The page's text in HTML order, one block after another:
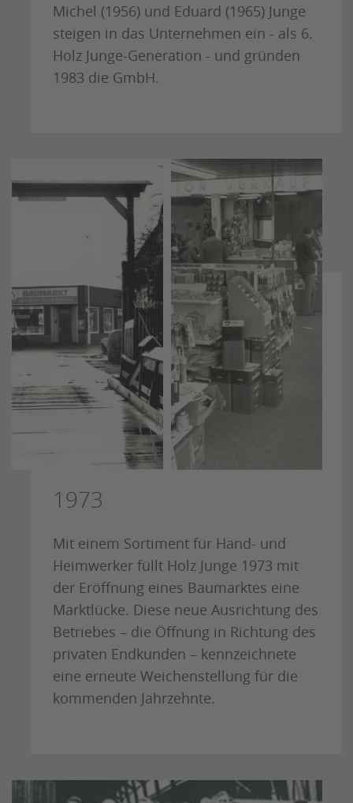
Michel (1956) und Eduard (1965) Junge
steigen in das Unternehmen ein - als 6.
Holz Junge-Generation - und gründen
1983 die GmbH.
1973
Mit einem Sortiment für Hand- und
Heimwerker füllt Holz Junge 1973 mit
der Eröffnung eines Baumarktes eine
Marktlücke. Diese neue Ausrichtung des
Betriebes – die Öffnung in Richtung des
privaten Endkunden – kennzeichnete
eine erneute Weichenstellung für die
kommenden Jahrzehnte.